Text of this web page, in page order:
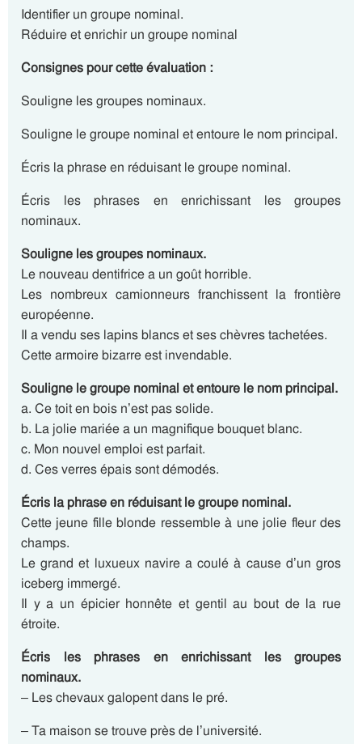
Identifier un groupe nominal.
Réduire et enrichir un groupe nominal
Consignes pour cette évaluation :
Souligne les groupes nominaux.
Souligne le groupe nominal et entoure le nom principal.
Écris la phrase en réduisant le groupe nominal.
Écris les phrases en enrichissant les groupes
nominaux.
Souligne les groupes nominaux.
Le nouveau dentifrice a un goût horrible.
Les nombreux camionneurs franchissent la frontière
européenne.
Il a vendu ses lapins blancs et ses chèvres tachetées.
Cette armoire bizarre est invendable.
Souligne le groupe nominal et entoure le nom principal.
a. Ce toit en bois n’est pas solide.
b. La jolie mariée a un magnifique bouquet blanc.
c. Mon nouvel emploi est parfait.
d. Ces verres épais sont démodés.
Écris la phrase en réduisant le groupe nominal.
Cette jeune fille blonde ressemble à une jolie fleur des
champs.
Le grand et luxueux navire a coulé à cause d’un gros
iceberg immergé.
Il y a un épicier honnête et gentil au bout de la rue
étroite.
Écris les phrases en enrichissant les groupes
nominaux.
– Les chevaux galopent dans le pré.
– Ta maison se trouve près de l’université.